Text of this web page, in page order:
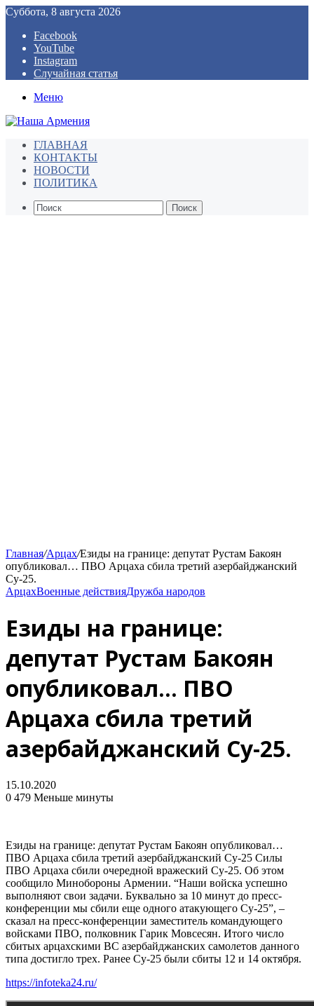
Суббота, 8 августа 2026
Facebook
YouTube
Instagram
Случайная статья
Меню
ГЛАВНАЯ
КОНТАКТЫ
НОВОСТИ
ПОЛИТИКА
Поиск
Главная/Арцах/Езиды на границе: депутат Рустам Бакоян
опубликовал… ПВО Арцаха сбила третий азербайджанский
Су-25.
АрцахВоенные действияДружба народов
Езиды на границе:
депутат Рустам Бакоян
опубликовал… ПВО
Арцаха сбила третий
азербайджанский Су-25.
15.10.2020
0 479 Меньше минуты
Езиды на границе: депутат Рустам Бакоян опубликовал…
ПВО Арцаха сбила третий азербайджанский Су-25 Силы
ПВО Арцаха сбили очередной вражеский Су-25. Об этом
сообщило Минобороны Армении. “Наши войска успешно
выполняют свои задачи. Буквально за 10 минут до пресс-
конференции мы сбили еще одного атакующего Су-25”, –
сказал на пресс-конференции заместитель командующего
войсками ПВО, полковник Гарик Мовсесян. Итого число
сбитых арцахскими ВС азербайджанских самолетов данного
типа достигло трех. Ранее Су-25 были сбиты 12 и 14 октября.
https://infoteka24.ru/